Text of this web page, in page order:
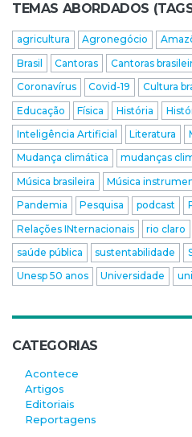
TEMAS ABORDADOS
agricultura Agronegócio
Brasil
Cantoras Cantoras
Coronavírus
Covid-19 Cultura
Educação
Física História
Inteligência Artificial
Literatura
Mudança climática
mudanças
Música brasileira
Música
Pandemia
Pesquisa podcast
Relações INternacionais
rio claro
saúde pública
sustentabilidade
Unesp 50 anos
Universidade
CATEGORIAS
Acontece
Artigos
Editoriais
Reportagens